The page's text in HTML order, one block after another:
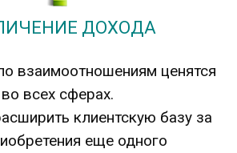
ДОХОДА
взаимоотношениям ценятся
во всех сферах.
клиентскую базу за
еще одного